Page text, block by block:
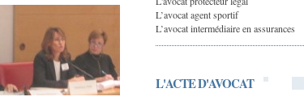
L’avocat agent sportif
L’avocat intermédiaire en assurances
L'ACTE D'AVOCAT